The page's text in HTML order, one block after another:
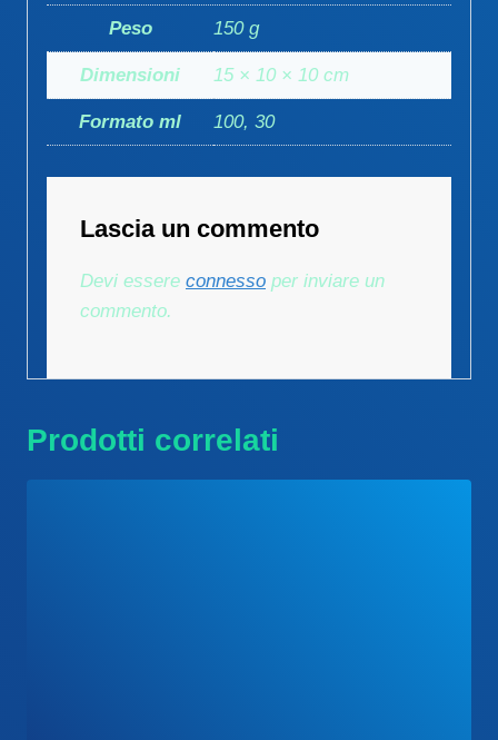
Peso 150 g
Dimensioni 15 × 10 × 10 cm
Formato ml 100, 30
Lascia un commento
Devi essere connesso per inviare un
commento.
Prodotti correlati